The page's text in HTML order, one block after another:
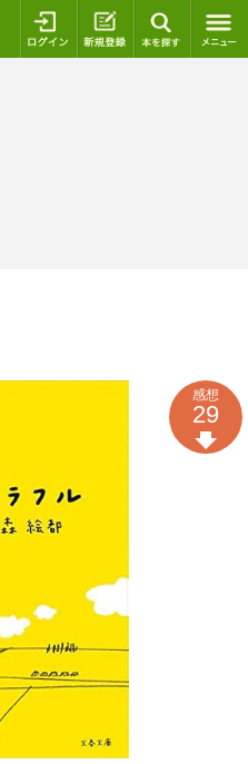
ログイン 新規登録
感想
29